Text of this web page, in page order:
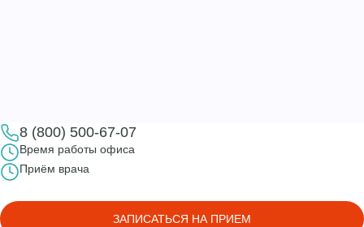
8 (800) 500-67-07
Время работы офиса
Приём врача
ЗАПИСАТЬСЯ НА ПРИЕМ